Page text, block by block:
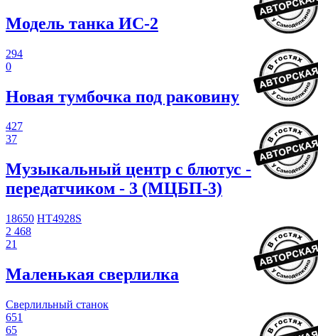
Модель танка ИС-2
294
0
Новая тумбочка под раковину
427
37
Музыкальный центр с блютус -
передатчиком - 3 (МЦБП-3)
18650 HT4928S
2 468
21
Маленькая сверлилка
Сверлильный станок
651
65